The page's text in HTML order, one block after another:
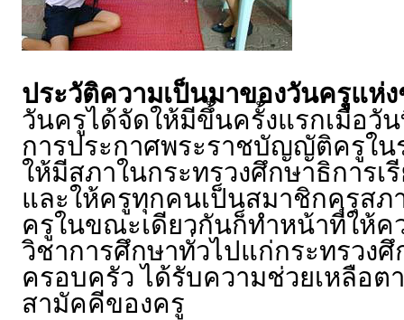
ประวัติความเป็นมาของวันครูแห่
วันครูได้จัดให้มีขึ้นครั้งแรกเมื่อวัน
การประกาศพระราชบัญญัติครูใน
ให้มีสภาในกระทรวงศึกษาธิการ
และให้ครูทุกคนเป็นสมาชิกคุรุสภ
ครูในขณะเดียวกันก็ทำหน้าที่ให้ค
วิชาการศึกษาทั่วไปแก่กระทรวง
ครอบครัว ได้รับความช่วยเหลือต
สามัคคีของครู